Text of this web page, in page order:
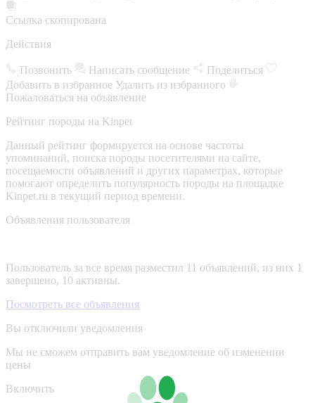
Ссылка скопирована
Действия
Позвонить Написать сообщение
Поделиться
Добавить в избранное Удалить из избранного
Пожаловаться на объявление
Рейтинг породы на Kinpet
Данный рейтинг формируется на основе частоты
упоминаний, поиска породы посетителями на сайте,
посещаемости объявлений и других параметрах, которые
помогают определить популярность породы на площадке
Kinpet.ru в текущий период времени.
Объявления пользователя
Пользователь за все время разместил 11 объявлений, из них 1
завершено, 10 активны.
Посмотреть все объявления
Вы отключили уведомления
Мы не сможем отправить вам уведомление об изменении
цены
Включить